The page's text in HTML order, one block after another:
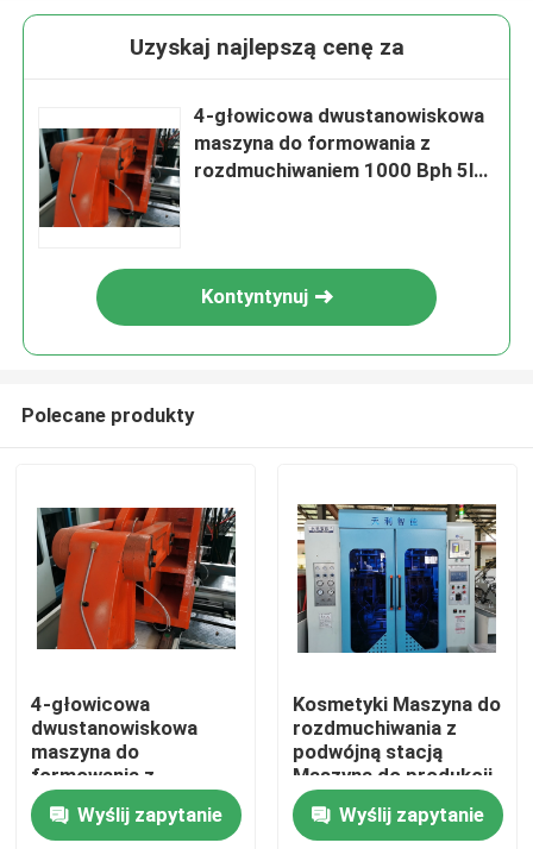
Dom
Produkty
O nas
Uzyskaj najlepszą cenę za
4-głowicowa dwustanowiskowa
maszyna do formowania z
rozdmuchiwaniem 1000 Bph 5l
Kontyntynuj
Polecane produkty
4-głowicowa
dwustanowiskowa
maszyna do
formowania z
rozdmuchiwaniem
1000 Bph 5l
Wyślij zapytanie
Kosmetyki Maszyna do
rozdmuchiwania z
podwójną stacją
Maszyna do produkcji
butelek HDPE 5L
Wyślij zapytanie